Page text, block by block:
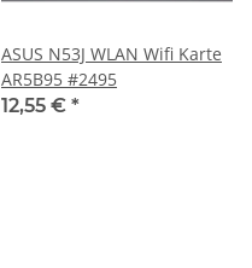
ASUS N53J WLAN Wifi Karte
AR5B95 #2495
12,55 € *